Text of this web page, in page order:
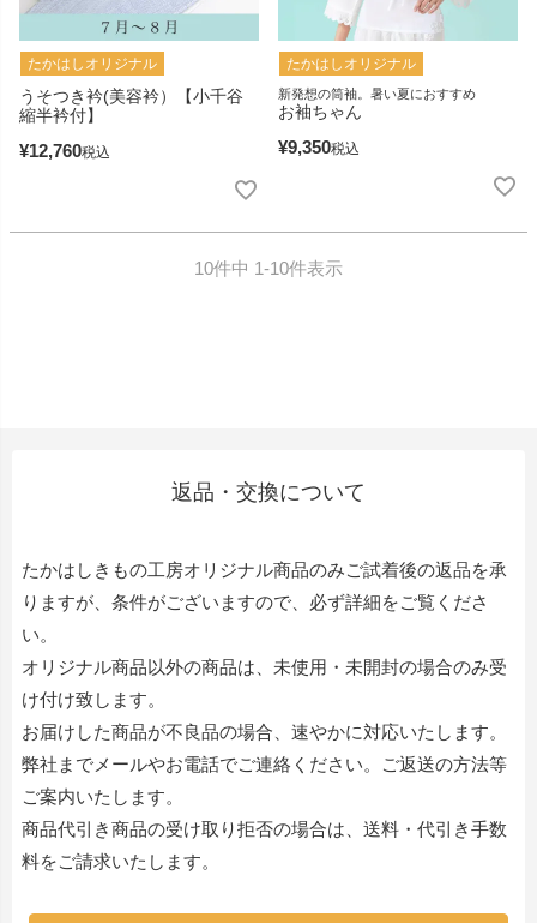
たかはしオリジナル
うそつき衿(美容衿）【小千谷
縮半衿付】
¥12,760税込
たかはしオリジナル
新発想の筒袖。暑い夏におすすめ
お袖ちゃん
¥9,350税込
10件中 1-10件表示
返品・交換について
たかはしきもの工房オリジナル商品のみご試着後の返品を承
りますが、条件がございますので、必ず詳細をご覧くださ
い。
オリジナル商品以外の商品は、未使用・未開封の場合のみ受
け付け致します。
お届けした商品が不良品の場合、速やかに対応いたします。
弊社までメールやお電話でご連絡ください。ご返送の方法等
ご案内いたします。
商品代引き商品の受け取り拒否の場合は、送料・代引き手数
料をご請求いたします。